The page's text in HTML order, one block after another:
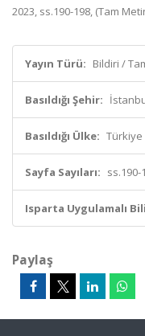
2023, ss.190-198, (Tam
Yayın Türü: Bildiri /
Basıldığı Şehir:
Basıldığı Ülke: Türkiye
Sayfa Sayıları: ss.190-
Isparta Uygulamalı
Paylaş